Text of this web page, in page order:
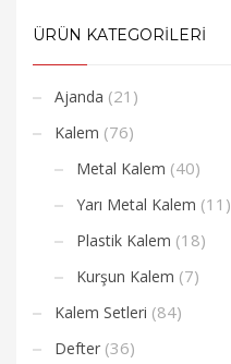
ÜRÜN KATEGORİLERİ
Ajanda (21)
Kalem (76)
Metal Kalem (40)
Yarı Metal Kalem (11)
Plastik Kalem (18)
Kurşun Kalem (7)
Kalem Setleri (84)
Defter (36)